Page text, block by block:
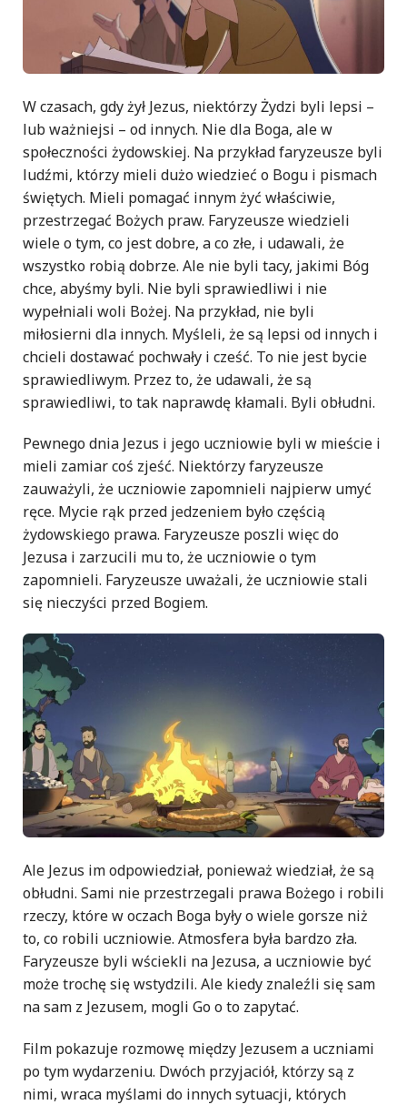
W czasach, gdy żył Jezus, niektórzy Żydzi byli lepsi –
lub ważniejsi – od innych. Nie dla Boga, ale w
społeczności żydowskiej. Na przykład faryzeusze byli
ludźmi, którzy mieli dużo wiedzieć o Bogu i pismach
świętych. Mieli pomagać innym żyć właściwie,
przestrzegać Bożych praw. Faryzeusze wiedzieli
wiele o tym, co jest dobre, a co złe, i udawali, że
wszystko robią dobrze. Ale nie byli tacy, jakimi Bóg
chce, abyśmy byli. Nie byli sprawiedliwi i nie
wypełniali woli Bożej. Na przykład, nie byli
miłosierni dla innych. Myśleli, że są lepsi od innych i
chcieli dostawać pochwały i cześć. To nie jest bycie
sprawiedliwym. Przez to, że udawali, że są
sprawiedliwi, to tak naprawdę kłamali. Byli obłudni.
Pewnego dnia Jezus i jego uczniowie byli w mieście i
mieli zamiar coś zjeść. Niektórzy faryzeusze
zauważyli, że uczniowie zapomnieli najpierw umyć
ręce. Mycie rąk przed jedzeniem było częścią
żydowskiego prawa. Faryzeusze poszli więc do
Jezusa i zarzucili mu to, że uczniowie o tym
zapomnieli. Faryzeusze uważali, że uczniowie stali
się nieczyści przed Bogiem.
Ale Jezus im odpowiedział, ponieważ wiedział, że są
obłudni. Sami nie przestrzegali prawa Bożego i robili
rzeczy, które w oczach Boga były o wiele gorsze niż
to, co robili uczniowie. Atmosfera była bardzo zła.
Faryzeusze byli wściekli na Jezusa, a uczniowie być
może trochę się wstydzili. Ale kiedy znaleźli się sam
na sam z Jezusem, mogli Go o to zapytać.
Film pokazuje rozmowę między Jezusem a uczniami
po tym wydarzeniu. Dwóch przyjaciół, którzy są z
nimi, wraca myślami do innych sytuacji, których